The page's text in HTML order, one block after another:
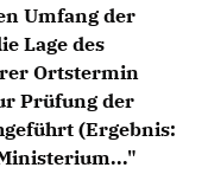
Umfang der
Lage des
Ortstermin
Prüfung der
(Ergebnis: